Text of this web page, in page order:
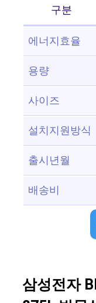
구분
에너지효율
용량
사이즈
설치지원방식
출시년월
배송비
삼성전자